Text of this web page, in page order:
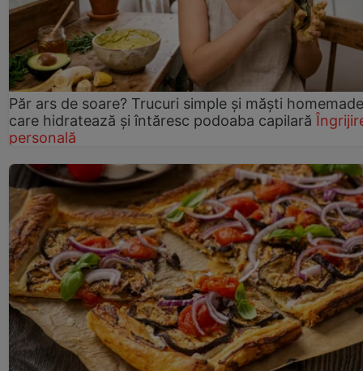
Păr ars de soare? Trucuri simple și măști homemade
care hidratează și întăresc podoaba capilară
personală